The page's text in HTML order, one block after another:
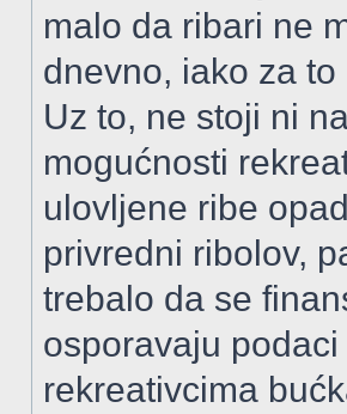
malo da ribari ne
dnevno, iako za
Uz to, ne stoji ni
mogućnosti
ulovljene ribe
privredni ribolov,
trebalo da se
osporavaju
rekreativcima